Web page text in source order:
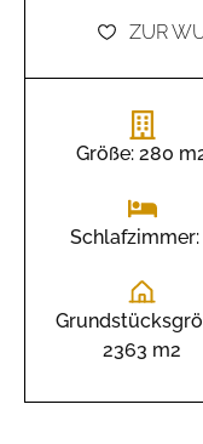
ZUR
Größe: 280
Schlafzimmer:
2363 m2